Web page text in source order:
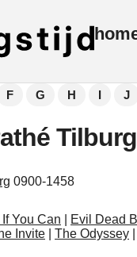
F G H I J
0900-1458
You Can Evil Dead
Invite The Odyssey